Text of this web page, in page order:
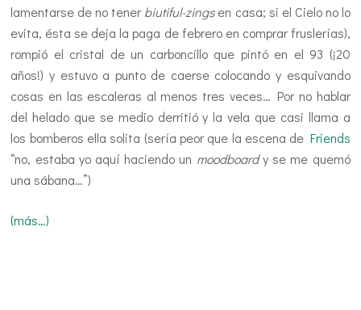
lamentarse de no tenerbiutiful-zingsen casa; si el Cielo no lo
evita, ésta se deja la paga de febrero en comprar fruslerías),
rompió el cristal de un carboncillo que pintó en el 93 (¡20
años!) y estuvo a punto de caerse colocando y esquivando
cosas en las escaleras al menos tres veces… Por no hablar
del helado que se medio derritió y la vela que casi llama a
los bomberos ella solita (sería peor que la escena de Friends
“no, estaba yo aquí haciendo un moodboardy se me quemó
una sábana…”)
(más…)